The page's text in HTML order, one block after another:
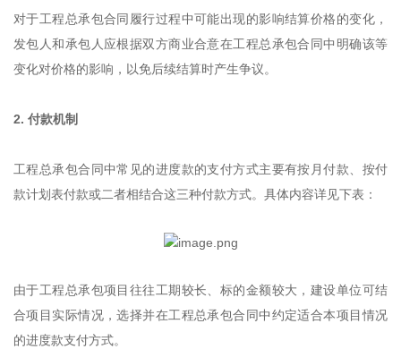
对于工程总承包合同履行过程中可能出现的影响结算价格的变化，
发包人和承包人应根据双方商业合意在工程总承包合同中明确该等
变化对价格的影响，以免后续结算时产生争议。
2. 付款机制
工程总承包合同中常见的进度款的支付方式主要有按月付款、按付
款计划表付款或二者相结合这三种付款方式。具体内容详见下表：
由于工程总承包项目往往工期较长、标的金额较大，建设单位可结
合项目实际情况，选择并在工程总承包合同中约定适合本项目情况
的进度款支付方式。